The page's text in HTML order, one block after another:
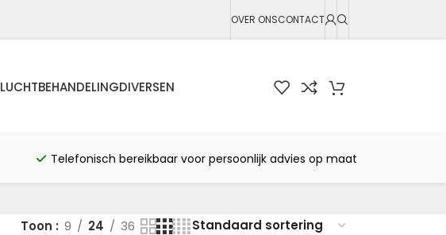
OVER ONSCONTACT
LUCHTBEHANDELINGDIVERSEN
Telefonisch bereikbaar voor persoonlijk advies op maat
Toon 9 24 36